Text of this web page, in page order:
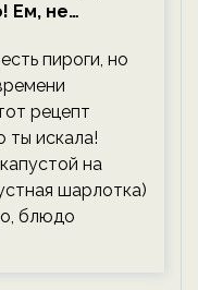
Ем, не
пироги, но
рецепт
ты искала!
на
шарлотка)
блюдо